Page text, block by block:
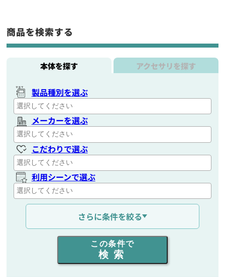
商品を検索する
本体を探す アクセサリを探す
製品種別を選ぶ
メーカーを選ぶ
こだわりで選ぶ
利用シーンで選ぶ
通信距離を選ぶ
出力を選ぶ
同時通話人数を選ぶ
さらに条件を絞る
この条件で
検索